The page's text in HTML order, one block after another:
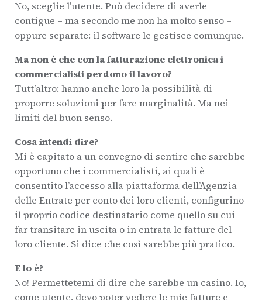
No, sceglie l’utente. Può decidere di averle
contigue – ma secondo me non ha molto senso –
oppure separate: il software le gestisce comunque.
Ma non è che con la fatturazione elettronica i
commercialisti perdono il lavoro?
Tutt’altro: hanno anche loro la possibilità di
proporre soluzioni per fare marginalità. Ma nei
limiti del buon senso.
Cosa intendi dire?
Mi è capitato a un convegno di sentire che sarebbe
opportuno che i commercialisti, ai quali è
consentito l’accesso alla piattaforma dell’Agenzia
delle Entrate per conto dei loro clienti, configurino
il proprio codice destinatario come quello su cui
far transitare in uscita o in entrata le fatture del
loro cliente. Si dice che così sarebbe più pratico.
E lo è?
No! Permettetemi di dire che sarebbe un casino. Io,
come utente, devo poter vedere le mie fatture e